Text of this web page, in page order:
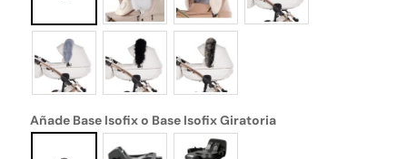
Añade Base Isofix o Base Isofix Giratoria